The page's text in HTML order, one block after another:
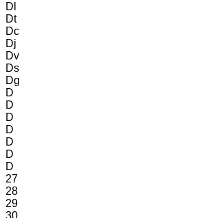
Dl
Dt
Dc
Dj
Dv
Ds
Dg
D
D
D
D
D
D
D
27
28
29